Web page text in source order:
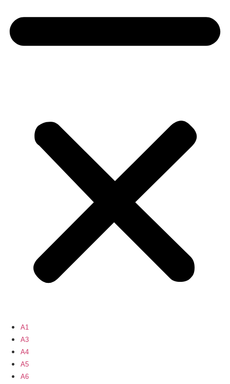
A1
A3
A4
A5
A6